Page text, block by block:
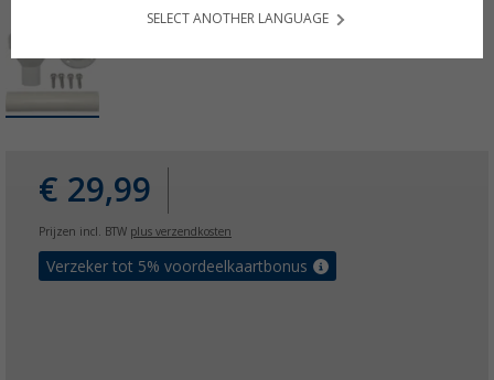
€ 29,99
Prijzen incl. BTW plus verzendkosten
Verzeker tot 5% voordeelkaartbonus
SELECT ANOTHER LANGUAGE